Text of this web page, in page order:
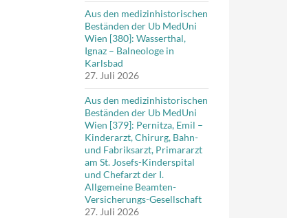
Aus den medizinhistorischen
Beständen der Ub MedUni
Wien [380]: Wasserthal,
Ignaz – Balneologe in
Karlsbad
27. Juli 2026
Aus den medizinhistorischen
Beständen der Ub MedUni
Wien [379]: Pernitza, Emil –
Kinderarzt, Chirurg, Bahn-
und Fabriksarzt, Primararzt
am St. Josefs-Kinderspital
und Chefarzt der I.
Allgemeine Beamten-
Versicherungs-Gesellschaft
27. Juli 2026